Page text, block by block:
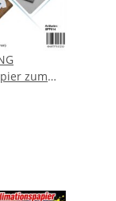
zum
je 10x A4 & 10